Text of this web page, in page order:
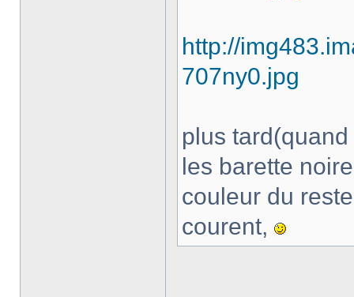
http://
707ny0.jpg
plus
les barette
couleur du
courent,